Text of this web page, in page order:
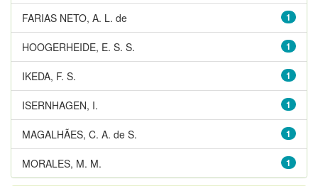
1
FARIAS NETO, A. L. de
1
HOOGERHEIDE, E. S. S.
1
IKEDA, F. S.
1
ISERNHAGEN, I.
1
MAGALHÃES, C. A. de S.
1
MORALES, M. M.